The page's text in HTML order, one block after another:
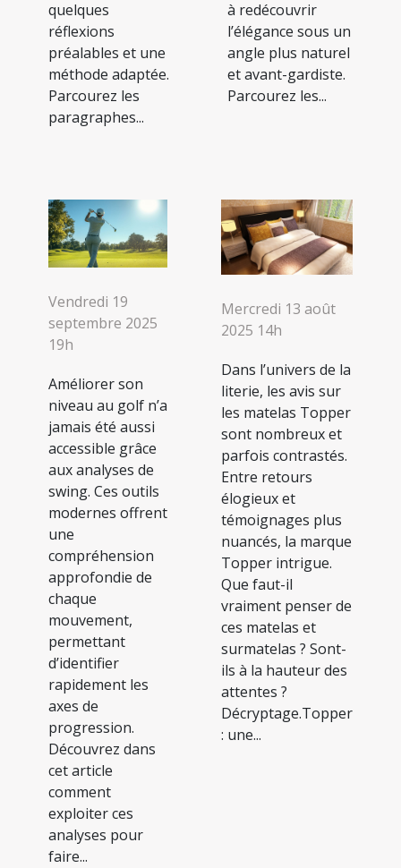
quelques
réflexions
préalables et une
méthode adaptée.
Parcourez les
paragraphes...
à redécouvrir
l’élégance sous un
angle plus naturel
et avant-gardiste.
Parcourez les...
Vendredi 19
septembre 2025
19h
Améliorer son
niveau au golf n’a
jamais été aussi
accessible grâce
aux analyses de
swing. Ces outils
modernes offrent
une
compréhension
approfondie de
chaque
mouvement,
permettant
d’identifier
rapidement les
axes de
progression.
Découvrez dans
cet article
comment
exploiter ces
analyses pour
faire...
Mercredi 13 août
2025 14h
Dans l’univers de la
literie, les avis sur
les matelas Topper
sont nombreux et
parfois contrastés.
Entre retours
élogieux et
témoignages plus
nuancés, la marque
Topper intrigue.
Que faut-il
vraiment penser de
ces matelas et
surmatelas ? Sont-
ils à la hauteur des
attentes ?
Décryptage.Topper
: une...